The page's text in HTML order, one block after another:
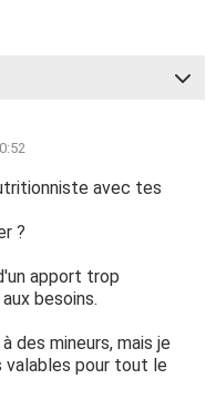
avec tes
?
apport trop
besoins.
des mineurs, mais je
valables pour tout le